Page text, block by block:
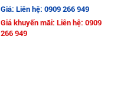
Giá: Liên hệ: 0909 266 949
Giá khuyến mãi: Liên hệ: 0909
266 949